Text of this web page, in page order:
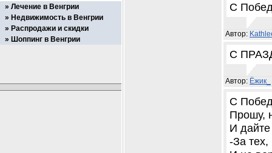
С
Автор:
С
Автор: Ёжик_
С
Прошу,
И
-За
Лечение в Венгрии
Недвижимость в Венгрии
Распродажи и скидки
Шоппинг в Венгрии